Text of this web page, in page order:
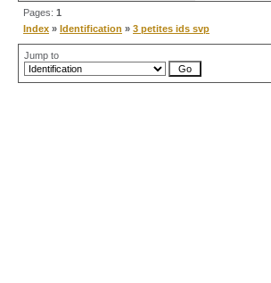
Pages: 1
Index » Identification » 3 petites ids svp
Jump to